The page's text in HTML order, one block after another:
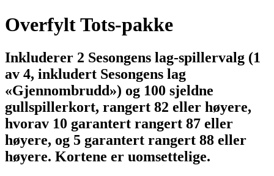
Overfylt Tots-pakke
Inkluderer 2 Sesongens lag-spillervalg (1
av 4, inkludert Sesongens lag
«Gjennombrudd») og 100 sjeldne
gullspillerkort, rangert 82 eller høyere,
hvorav 10 garantert rangert 87 eller
høyere, og 5 garantert rangert 88 eller
høyere. Kortene er uomsettelige.